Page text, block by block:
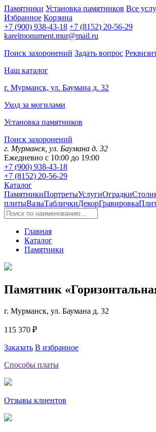
Памятники Установка памятников Все
Избранное Корзина
+7 (900) 938-43-18 +7 (8152) 20-56-29
karelmonument.mur@mail.ru
Поиск захоронений Задать вопрос
Наш каталог
г. Мурманск, ул. Баумана д. 32
Уход за могилами
Установка памятников
Поиск захоронений
г. Мурманск, ул. Баумана д. 32
Ежедневно с 10:00 до 19:00
+7 (900) 938-43-18
+7 (8152) 20-56-29
Каталог
ПамятникиПортретыУслугиОградки
плитыВазыТабличкиДекорГравировка
Главная
Каталог
Памятники
Памятник
г. Мурманск, ул. Баумана д. 32
115 370 ₽
Заказать В избранное
Способы платы
Отзывы клиентов